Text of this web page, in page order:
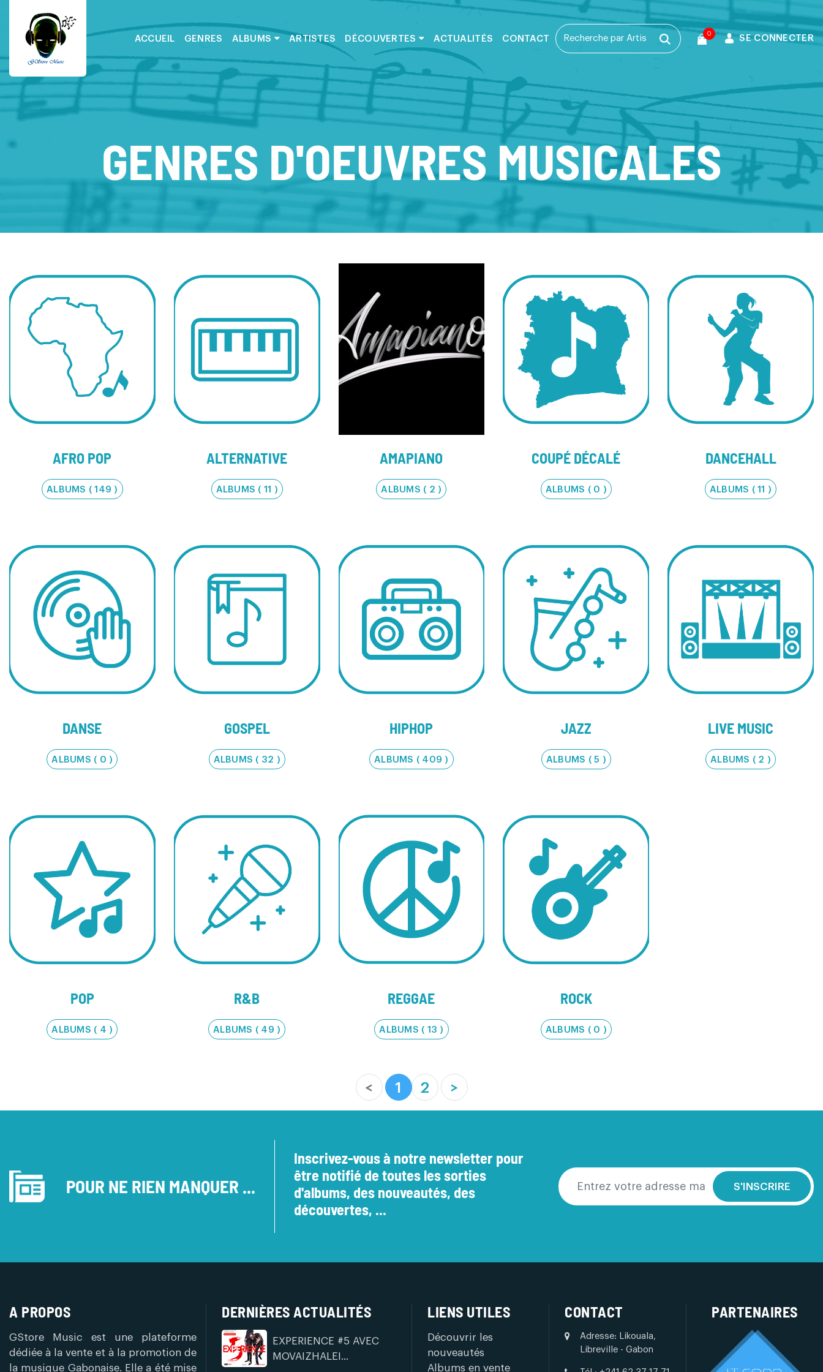
ACCUEIL GENRES ALBUMS ARTISTES DÉCOUVERTES ACTUALITÉS CONTACT
0 SE CONNECTER
GENRES D'OEUVRES MUSICALES
AFRO POP
ALBUMS ( 149 )
ALTERNATIVE
ALBUMS ( 11 )
AMAPIANO
ALBUMS ( 2 )
COUPÉ DÉCALÉ
ALBUMS ( 0 )
DANCEHALL
ALBUMS ( 11 )
DANSE
ALBUMS ( 0 )
GOSPEL
ALBUMS ( 32 )
HIPHOP
ALBUMS ( 409 )
JAZZ
ALBUMS ( 5 )
LIVE MUSIC
ALBUMS ( 2 )
POP
ALBUMS ( 4 )
R&B
ALBUMS ( 49 )
REGGAE
ALBUMS ( 13 )
ROCK
ALBUMS ( 0 )
< 1 (current)
2 >
POUR NE RIEN MANQUER ...
Inscrivez-vous à notre newsletter pour
être notifié de toutes les sorties
d'albums, des nouveautés, des
découvertes, ...
S'INSCRIRE
A PROPOS
GStore Music est une plateforme
dédiée à la vente et à la promotion de
la musique Gabonaise. Elle a été mise
DERNIÈRES ACTUALITÉS
EXPERIENCE #5 AVEC
MOVAIZHALEI...
LIENS UTILES
Découvrir les
nouveautés
Albums en vente
CONTACT
Adresse: Likouala,
Libreville - Gabon
PARTENAIRES